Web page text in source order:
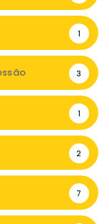
1
3
1
2
7